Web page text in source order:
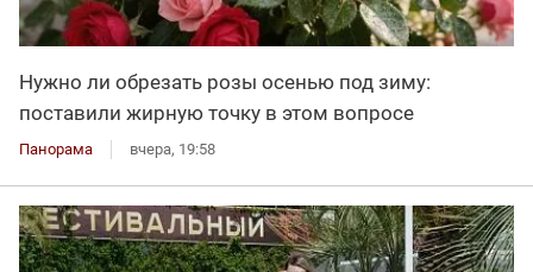
Нужно ли обрезать розы осенью под зиму:
поставили жирную точку в этом вопросе
Панорама вчера, 19:58